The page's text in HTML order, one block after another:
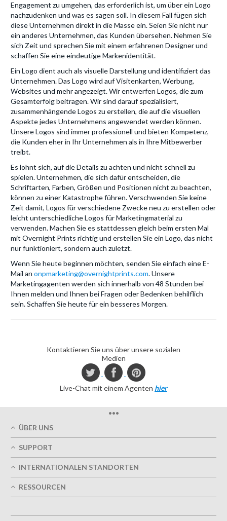
Engagement zu umgehen, das erforderlich ist, um über ein Logo
nachzudenken und was es sagen soll. In diesem Fall fügen sich
diese Unternehmen direkt in die Masse ein. Seien Sie nicht nur
ein anderes Unternehmen, das Kunden übersehen. Nehmen Sie
sich Zeit und sprechen Sie mit einem erfahrenen Designer und
schaffen Sie eine eindeutige Markenidentität.
Ein Logo dient auch als visuelle Darstellung und identifiziert das
Unternehmen. Das Logo wird auf Visitenkarten, Werbung,
Websites und mehr angezeigt. Wir entwerfen Logos, die zum
Gesamterfolg beitragen. Wir sind darauf spezialisiert,
zusammenhängende Logos zu erstellen, die auf die visuellen
Aspekte jedes Unternehmens angewendet werden können.
Unsere Logos sind immer professionell und bieten Kompetenz,
die Kunden eher in Ihr Unternehmen als in Ihre Mitbewerber
treibt.
Es lohnt sich, auf die Details zu achten und nicht schnell zu
spielen. Unternehmen, die sich dafür entscheiden, die
Schriftarten, Farben, Größen und Positionen nicht zu beachten,
können zu einer Katastrophe führen. Verschwenden Sie keine
Zeit damit, Logos für verschiedene Zwecke neu zu erstellen oder
leicht unterschiedliche Logos für Marketingmaterial zu
verwenden. Machen Sie es stattdessen gleich beim ersten Mal
mit Overnight Prints richtig und erstellen Sie ein Logo, das nicht
nur funktioniert, sondern auch zuletzt.
Wenn Sie heute beginnen möchten, senden Sie einfach eine E-
Mail an onpmarketing@overnightprints.com. Unsere
Marketingagenten werden sich innerhalb von 48 Stunden bei
Ihnen melden und Ihnen bei Fragen oder Bedenken behilflich
sein. Schaffen Sie heute für ein besseres Morgen.
Kontaktieren Sie uns über unsere sozialen
Medien
Live-Chat mit einem Agenten hier
•••
ÜBER UNS
Termingerechte Lieferung
Grün
Impressum
Nutzungsbedingungen
SUPPORT
FAQs
Kontaktieren Sie uns
INTERNATIONALEN STANDORTEN
Großbritannien
RESSOURCEN